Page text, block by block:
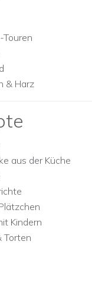
& Harz
aus der Küche
Kindern
Torten